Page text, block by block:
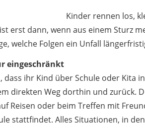
Kinder rennen los,
erst dann, wenn aus einem Sturz
welche Folgen ein Unfall
eingeschränkt
dass ihr Kind über Schule oder
direkten Weg dorthin und zurück.
Reisen oder beim Treffen mit
stattfindet. Alles Situationen, in